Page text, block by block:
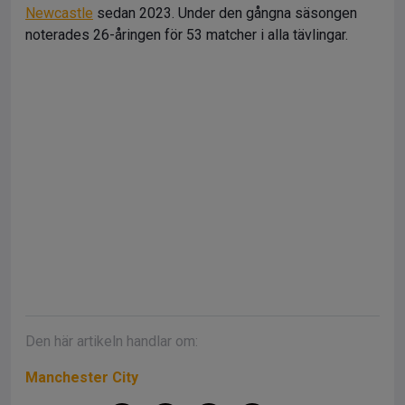
Newcastle sedan 2023. Under den gångna säsongen
noterades 26-åringen för 53 matcher i alla tävlingar.
Den här artikeln handlar om:
Manchester City